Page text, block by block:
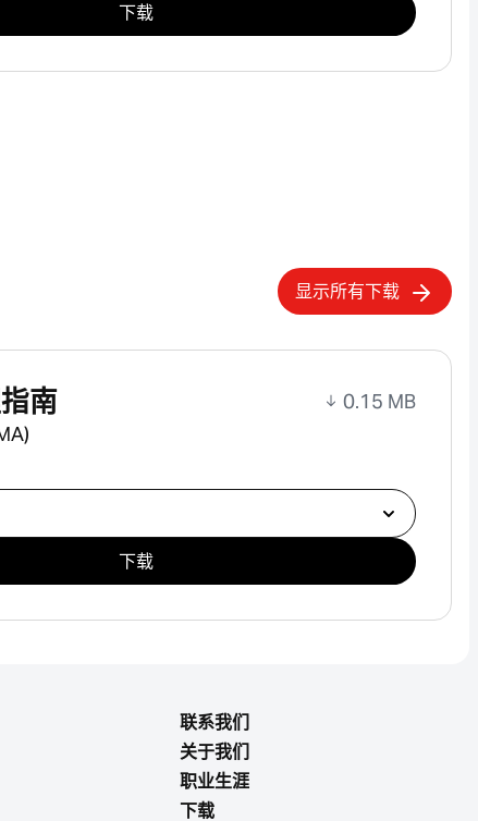
下载
显示所有下载
南
0.15 MB
下载
联系我们
关于我们
职业生涯
下载